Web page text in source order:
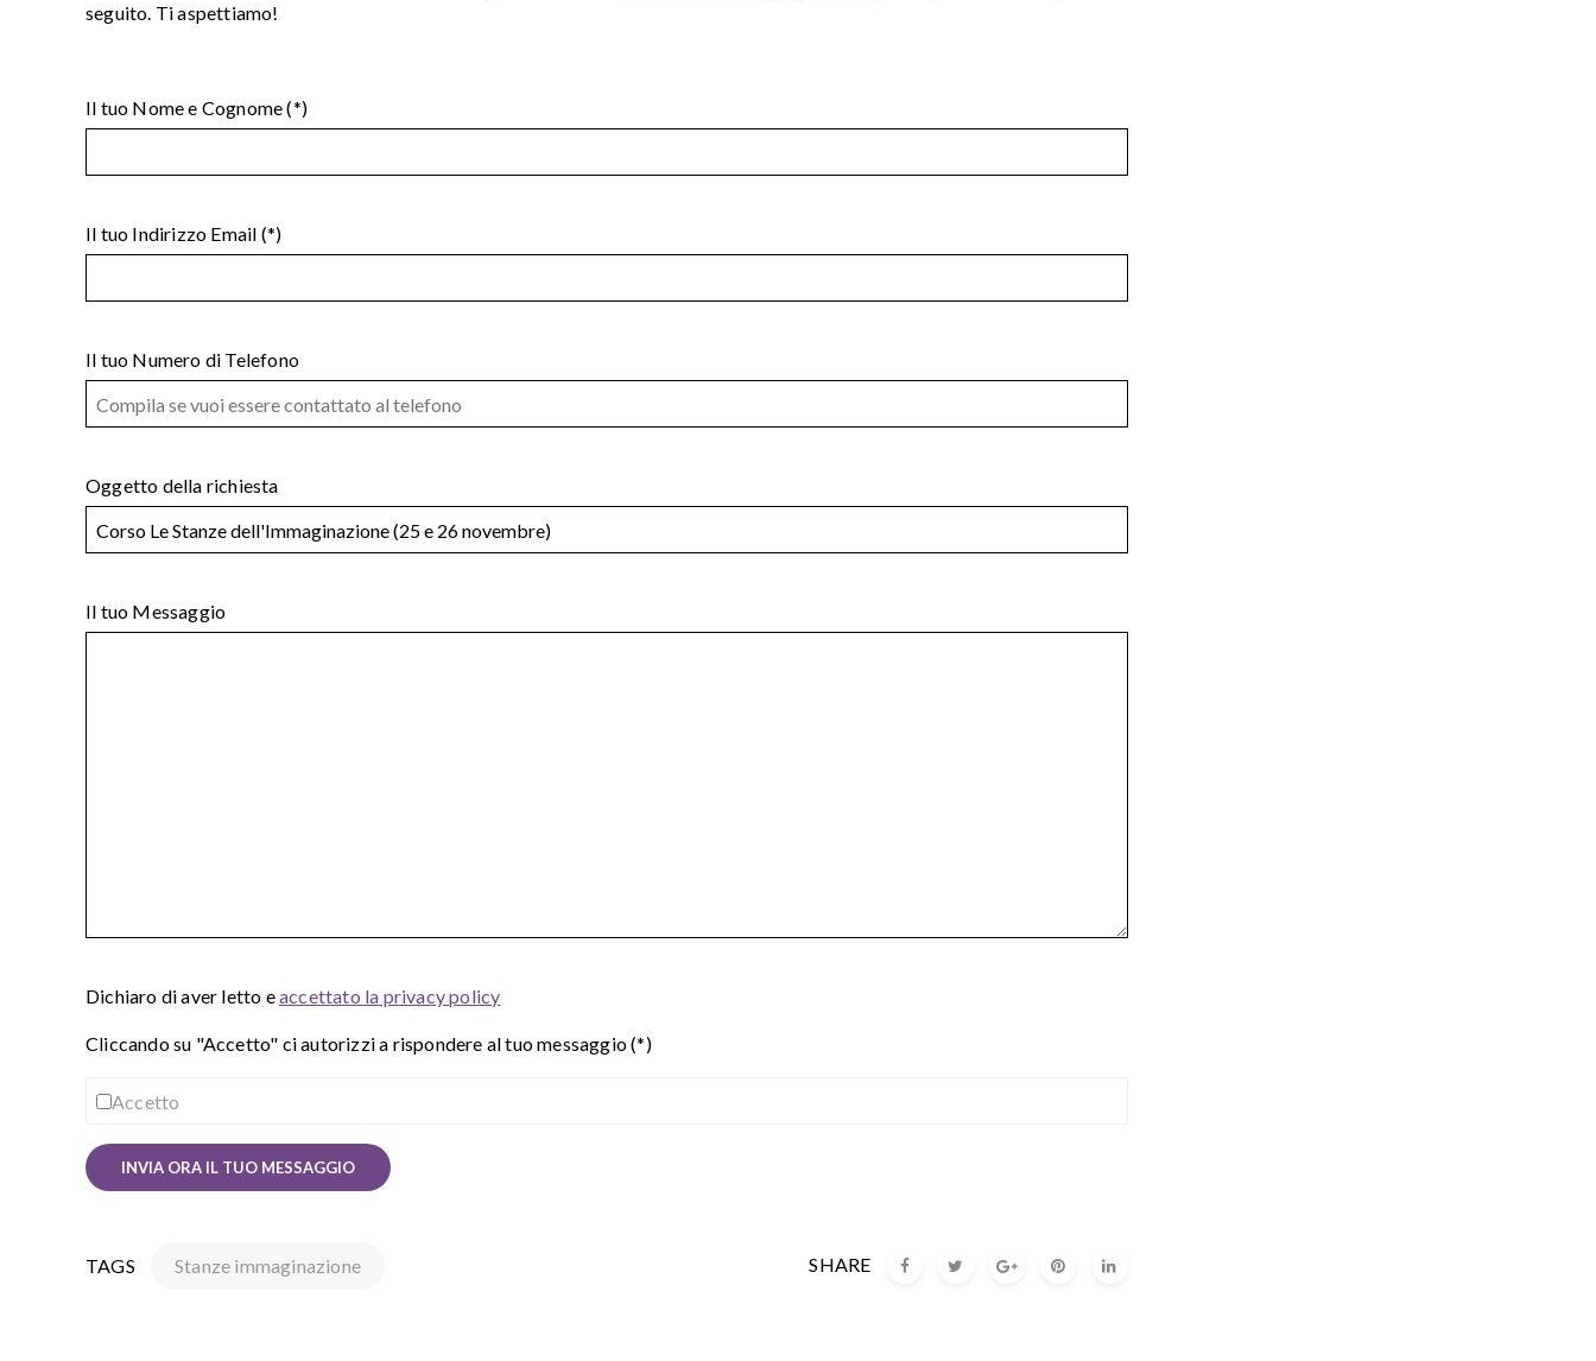
seguito. Ti aspettiamo!
Il tuo Nome e Cognome (*)
Il tuo Indirizzo Email (*)
Il tuo Numero di Telefono
Oggetto della richiesta
Il tuo Messaggio
Dichiaro di aver letto eaccettato la privacy policy
Cliccando su "Accetto" ci autorizzi a rispondere al tuo messaggio (*)
Accetto
TAGS Stanze immaginazione SHARE